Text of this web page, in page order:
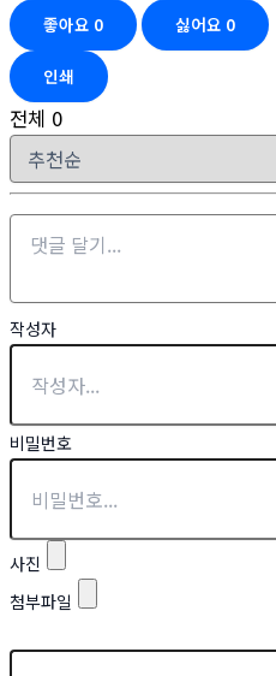
좋아요 0 싫어요 0
인쇄
전체 0
작성자
비밀번호
사진
첨부파일